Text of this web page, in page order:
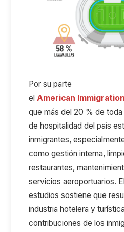
Por su parte
el American Immigration
que más del 20 % de toda
de hospitalidad del país
inmigrantes,
como gestión interna,
restaurantes,
servicios aeroportuarios. El
estudios sostiene que
industria hotelera y
contribuciones de los